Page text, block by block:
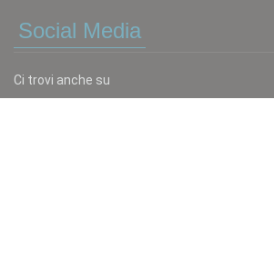
Social Media
Ci trovi anche su